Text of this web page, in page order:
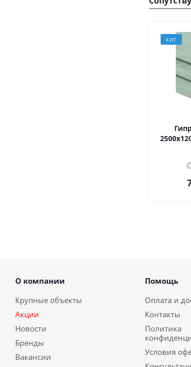
ХИТ
О компании
Крупные объекты
Акции
Новости
Бренды
Вакансии
Помощь
Оплата и
Контакты
Политика
Условия